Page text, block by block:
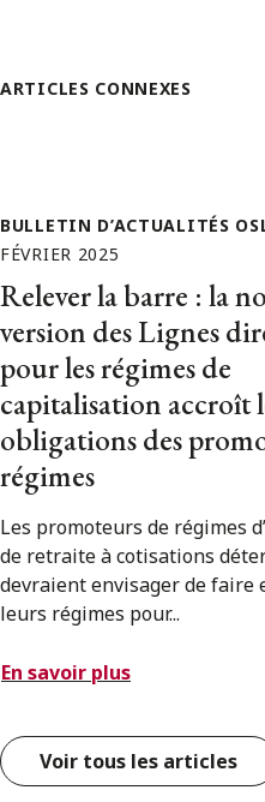
ARTICLES CONNEXES
BULLETIN D’ACTUALITÉS
FÉVRIER 2025
Relever la barre : la
version des Lignes
pour les régimes de
capitalisation accroît
obligations des
régimes
Les promoteurs de régimes
de retraite à cotisations
devraient envisager de faire
leurs régimes pour...
En savoir plus
Voir tous les articles